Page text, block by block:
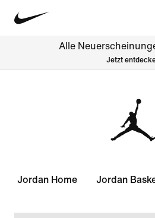
Alle
Jetzt
Jordan Home Jordan